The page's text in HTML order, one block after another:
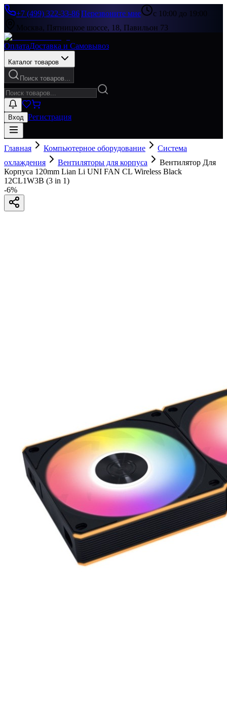
+7 (499) 322-33-86|Перезвоните мне
с 10:00 до 19:00
Москва, Пятницкое шоссе, 18, Павильон 73
ОплатаДоставка и Самовывоз
Каталог товаров
Поиск товаров...
Вход Регистрация
Главная Компьютерное оборудование
Система
охлаждения
Вентиляторы для корпуса
Вентилятор Для
Корпуса 120mm Lian Li UNI FAN CL Wireless Black
12CL1W3B (3 in 1)
-6%